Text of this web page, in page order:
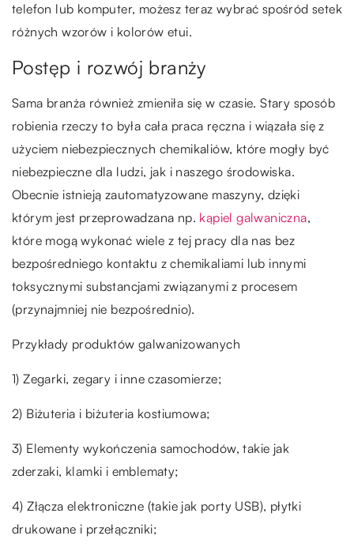
telefon lub komputer, możesz teraz wybrać spośród setek
różnych wzorów i kolorów etui.
Postęp i rozwój branży
Sama branża również zmieniła się w czasie. Stary sposób
robienia rzeczy to była cała praca ręczna i wiązała się z
użyciem niebezpiecznych chemikaliów, które mogły być
niebezpieczne dla ludzi, jak i naszego środowiska.
Obecnie istnieją zautomatyzowane maszyny, dzięki
którym jest przeprowadzana np. kąpiel galwaniczna,
które mogą wykonać wiele z tej pracy dla nas bez
bezpośredniego kontaktu z chemikaliami lub innymi
toksycznymi substancjami związanymi z procesem
(przynajmniej nie bezpośrednio).
Przykłady produktów galwanizowanych
1) Zegarki, zegary i inne czasomierze;
2) Biżuteria i biżuteria kostiumowa;
3) Elementy wykończenia samochodów, takie jak
zderzaki, klamki i emblematy;
4) Złącza elektroniczne (takie jak porty USB), płytki
drukowane i przełączniki;